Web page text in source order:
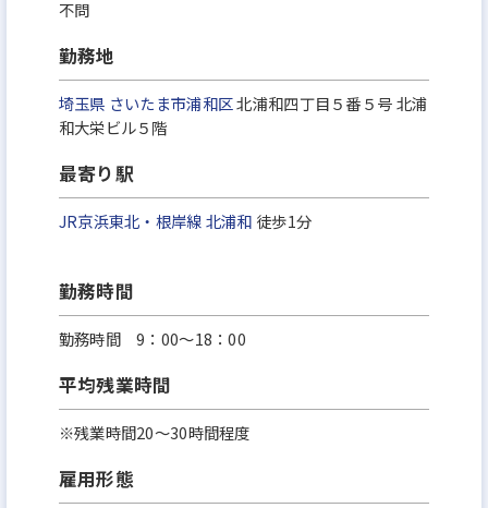
みプロセスの評価と、「EAJ Way」に基づく行動内
容評価を人事処遇等に反映することで、従業員の働
きがいや意欲向上に繋げ、公正で納得感のある人事
評価を行います。
6．職場環境
っていく基盤は、従業員とその家族が心身ともに健
康であることと認識し、時間外労働の縮減や有給休
より、従業員のワーク・ライフ・バランス確保・充
実を行います。
合理化・効率化を進める等、従業員が能力を十分に
不問
勤務地
埼玉県 さいたま市浦和区北浦和四丁目５番５号 北浦
和大栄ビル５階
最寄り駅
JR京浜東北・根岸線北浦和 徒歩1分
勤務時間
勤務時間 9：00～18：00
平均残業時間
※残業時間20～30時間程度
雇用形態